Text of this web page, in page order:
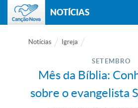
NOTÍCIAS
Notícias Igreja
SETEMBRO
Mês da Bíblia:
sobre o evangelista